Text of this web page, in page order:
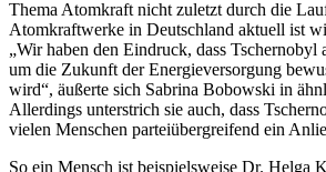
Thema Atomkraft nicht zuletzt durch die
Atomkraftwerke in Deutschland aktuell ist
„Wir haben den Eindruck, dass Tschernobyl
um die Zukunft der Energieversorgung
wird“, äußerte sich Sabrina Bobowski in
Allerdings unterstrich sie auch, dass
vielen Menschen parteiübergreifend ein
So ein Mensch ist beispielsweise Dr. Helga